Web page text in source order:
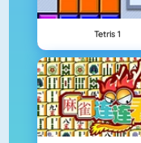
Tetris 1